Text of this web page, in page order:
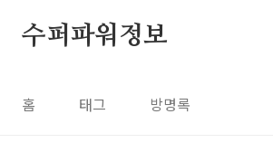
수퍼파워정보
홈 태그 방명록